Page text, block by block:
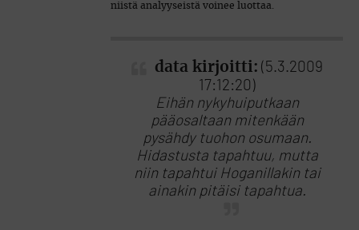
niistä analyyseistä voinee luottaa.
data kirjoitti: (5.3.2009
17:12:20)
Eihän nykyhuiputkaan
pääosaltaan mitenkään
pysähdy tuohon osumaan.
Hidastusta tapahtuu, mutta
niin tapahtui Hoganillakin tai
ainakin pitäisi tapahtua.